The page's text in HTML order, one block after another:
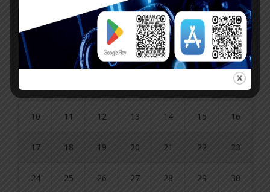
Ś P S N
1 2
9
10 11 12 13 14 15 16
17 18 19 20 21 22 23
24 25 26 27 28 29 30